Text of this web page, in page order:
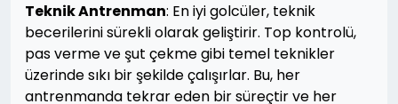
Teknik Antrenman: En iyi golcüler, teknik
becerilerini sürekli olarak geliştirir. Top kontrolü,
pas verme ve şut çekme gibi temel teknikler
üzerinde sıkı bir şekilde çalışırlar. Bu, her
antrenmanda tekrar eden bir süreçtir ve her